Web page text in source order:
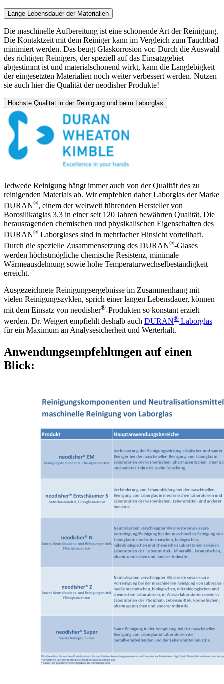
Lange Lebensdauer der Materialien
Die maschinelle Aufbereitung ist eine schonende Art der Reinigung.
Die Kontaktzeit mit dem Reiniger kann im Vergleich zum Tauchbad
minimiert werden. Das beugt Glaskorrosion vor. Durch die Auswahl
des richtigen Reinigers, der speziell auf das Einsatzgebiet
abgestimmt ist und materialschonend wirkt, kann die Langlebigkeit
der eingesetzten Materialien noch weiter verbessert werden. Nutzen
sie auch hier die Qualität der neodisher Produkte!
Höchste Qualität in der Reinigung und beim Laborglas
Jedwede Reinigung hängt immer auch von der Qualität des zu
reinigenden Materials ab. Wir empfehlen daher Laborglas der Marke
DURAN®, einem der weltweit führenden Hersteller von
Borosilikatglas 3.3 in einer seit 120 Jahren bewährten Qualität. Die
herausragenden chemischen und physikalischen Eigenschaften des
DURAN® Laborglases sind in mehrfacher Hinsicht vorteilhaft.
Durch die spezielle Zusammensetzung des DURAN®-Glases
werden höchstmögliche chemische Resistenz, minimale
Wärmeausdehnung sowie hohe Temperaturwechselbeständigkeit
erreicht.
Ausgezeichnete Reinigungsergebnisse im Zusammenhang mit
vielen Reinigungszyklen, sprich einer langen Lebensdauer, können
mit dem Einsatz von neodisher®-Produkten so konstant erzielt
werden. Dr. Weigert empfiehlt deshalb auch DURAN® Laborglas
für ein Maximum an Analysesicherheit und Werterhalt.
Anwendungsempfehlungen auf einen
Blick: